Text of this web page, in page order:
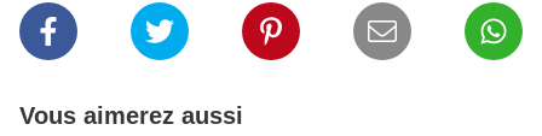
Vous aimerez aussi